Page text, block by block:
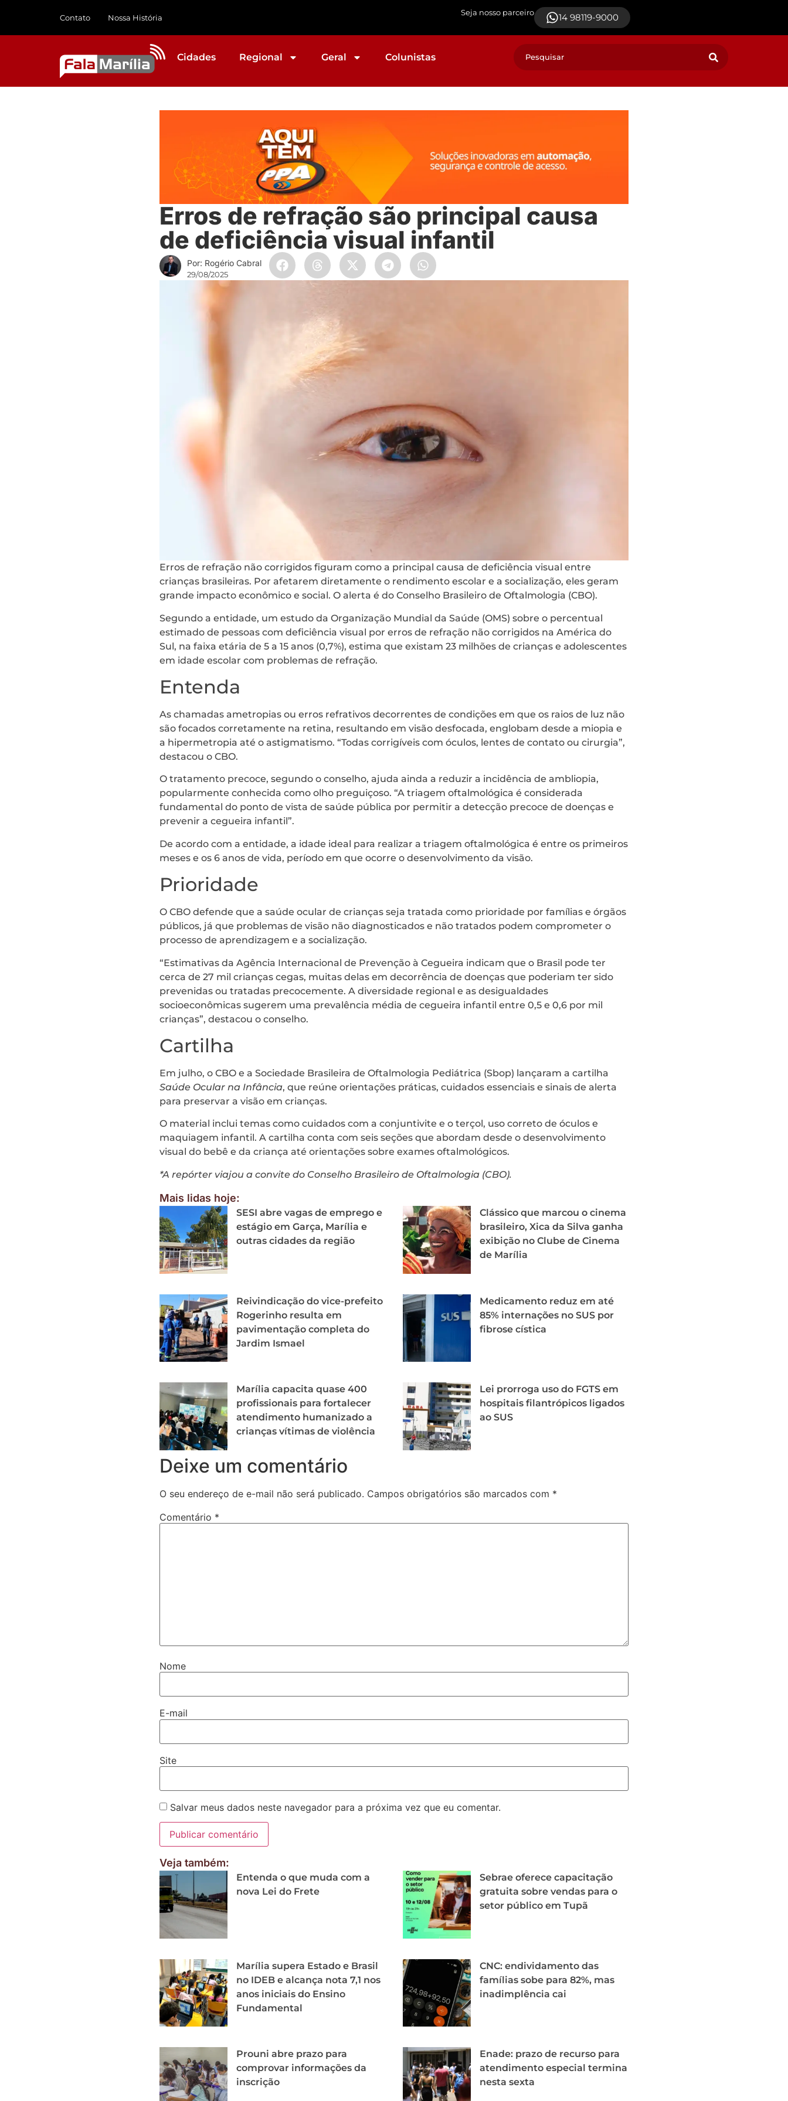
Contato Nossa História
Seja nosso parceiro 14 98119-9000
Cidades Regional Geral Colunistas
Erros de refração são principal causa
de deficiência visual infantil
Por: Rogério Cabral
29/08/2025
Erros de refração não corrigidos figuram como a principal causa de deficiência visual entre
crianças brasileiras. Por afetarem diretamente o rendimento escolar e a socialização, eles geram
grande impacto econômico e social. O alerta é do Conselho Brasileiro de Oftalmologia (CBO).
Segundo a entidade, um estudo da Organização Mundial da Saúde (OMS) sobre o percentual
estimado de pessoas com deficiência visual por erros de refração não corrigidos na América do
Sul, na faixa etária de 5 a 15 anos (0,7%), estima que existam 23 milhões de crianças e adolescentes
em idade escolar com problemas de refração.
Entenda
As chamadas ametropias ou erros refrativos decorrentes de condições em que os raios de luz não
são focados corretamente na retina, resultando em visão desfocada, englobam desde a miopia e
a hipermetropia até o astigmatismo. “Todas corrigíveis com óculos, lentes de contato ou cirurgia”,
destacou o CBO.
O tratamento precoce, segundo o conselho, ajuda ainda a reduzir a incidência de ambliopia,
popularmente conhecida como olho preguiçoso. “A triagem oftalmológica é considerada
fundamental do ponto de vista de saúde pública por permitir a detecção precoce de doenças e
prevenir a cegueira infantil”.
De acordo com a entidade, a idade ideal para realizar a triagem oftalmológica é entre os primeiros
meses e os 6 anos de vida, período em que ocorre o desenvolvimento da visão.
Prioridade
O CBO defende que a saúde ocular de crianças seja tratada como prioridade por famílias e órgãos
públicos, já que problemas de visão não diagnosticados e não tratados podem comprometer o
processo de aprendizagem e a socialização.
“Estimativas da Agência Internacional de Prevenção à Cegueira indicam que o Brasil pode ter
cerca de 27 mil crianças cegas, muitas delas em decorrência de doenças que poderiam ter sido
prevenidas ou tratadas precocemente. A diversidade regional e as desigualdades
socioeconômicas sugerem uma prevalência média de cegueira infantil entre 0,5 e 0,6 por mil
crianças”, destacou o conselho.
Cartilha
Em julho, o CBO e a Sociedade Brasileira de Oftalmologia Pediátrica (Sbop) lançaram a cartilha
Saúde Ocular na Infância, que reúne orientações práticas, cuidados essenciais e sinais de alerta
para preservar a visão em crianças.
O material inclui temas como cuidados com a conjuntivite e o terçol, uso correto de óculos e
maquiagem infantil. A cartilha conta com seis seções que abordam desde o desenvolvimento
visual do bebê e da criança até orientações sobre exames oftalmológicos.
*A repórter viajou a convite do Conselho Brasileiro de Oftalmologia (CBO).
Mais lidas hoje:
SESI abre vagas de emprego e
estágio em Garça, Marília e
outras cidades da região
Clássico que marcou o cinema
brasileiro, Xica da Silva ganha
exibição no Clube de Cinema
de Marília
Reivindicação do vice-prefeito
Rogerinho resulta em
pavimentação completa do
Jardim Ismael
Medicamento reduz em até
85% internações no SUS por
fibrose cística
Marília capacita quase 400
profissionais para fortalecer
atendimento humanizado a
crianças vítimas de violência
Lei prorroga uso do FGTS em
hospitais filantrópicos ligados
ao SUS
Deixe um comentário
O seu endereço de e-mail não será publicado. Campos obrigatórios são marcados com *
Comentário *
Nome
E-mail
Site
Salvar meus dados neste navegador para a próxima vez que eu comentar.
Veja também:
Entenda o que muda com a
nova Lei do Frete
Sebrae oferece capacitação
gratuita sobre vendas para o
setor público em Tupã
Marília supera Estado e Brasil
no IDEB e alcança nota 7,1 nos
anos iniciais do Ensino
Fundamental
CNC: endividamento das
famílias sobe para 82%, mas
inadimplência cai
Prouni abre prazo para
comprovar informações da
inscrição
Enade: prazo de recurso para
atendimento especial termina
nesta sexta